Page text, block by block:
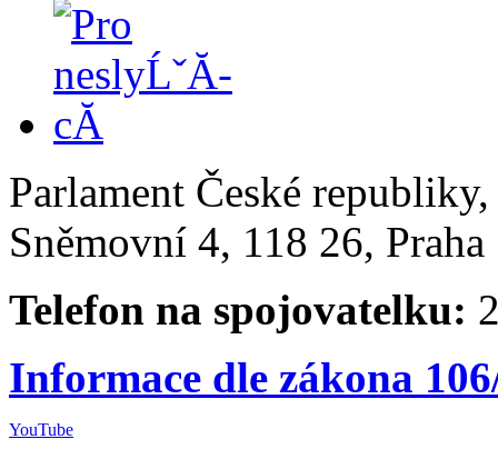
Parlament České
Sněmovní 4, 118 26,
Telefon na spojovatelku:
Informace dle zákona
YouTube